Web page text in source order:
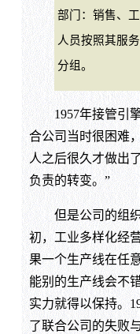
部门：销售、
人员按照其服
分组。
1957年接管引擎
合公司当时很困难
人之后很久才做出
负责的转变。”
但是公司的组织
初，工业多样化经
果一个生产线在任
能别的生产线会不
实力就得以保持。
了联合公司的失败